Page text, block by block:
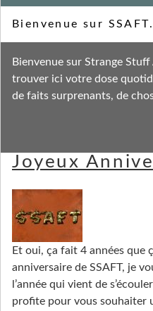
Fil des commentaires
Joyeux
Et oui, ça fait 4 années que
anniversaire de SSAFT, je
l’année qui vient de
profite pour vous souhaiter
Bienvenue sur
Bienvenue sur Strange
trouver ici votre dose
de faits surprenants, de